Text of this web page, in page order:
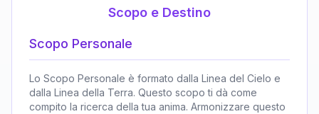
Scopo e Destino
Scopo Personale
Lo Scopo Personale è formato dalla Linea del Cielo e
dalla Linea della Terra. Questo scopo ti dà come
compito la ricerca della tua anima. Armonizzare questo